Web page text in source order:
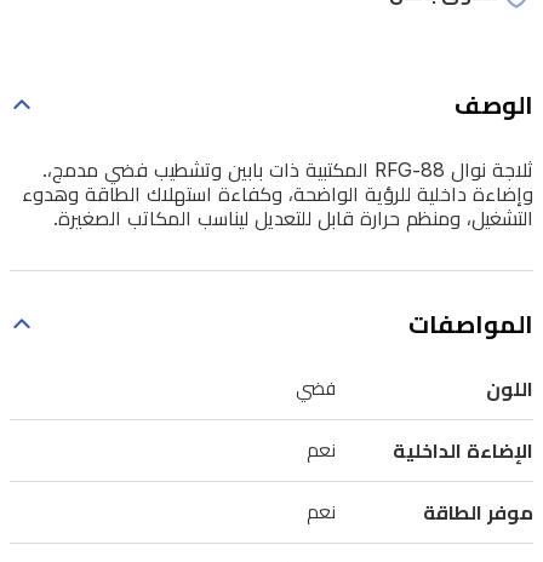
ومنظم
قابل
للتعديل
المكاتب
الصغيرة.
الوصف
ثلاجة نوال RFG-88 المكتبية ذات بابين وتشطيب فضي مدمج،.
وإضاءة داخلية للرؤية الواضحة، وكفاءة استهلاك الطاقة وهدوء
التشغيل، ومنظم حرارة قابل للتعديل ليناسب المكاتب الصغيرة.
المواصفات
اللون فضي
الإضاءة الداخلية نعم
موفر الطاقة نعم